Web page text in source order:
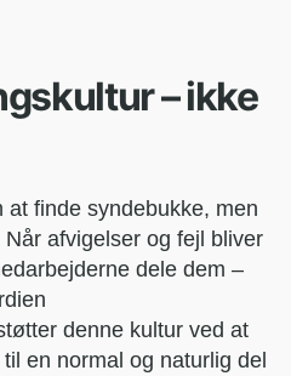
– ikke
at finde syndebukke, men
afvigelser og fejl bliver
dele dem –
denne kultur ved at
en normal og naturlig del